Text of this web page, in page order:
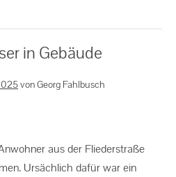
in Gebäude
vonGeorg Fahlbusch
aus der Fliederstraße
Ursächlich dafür war ein